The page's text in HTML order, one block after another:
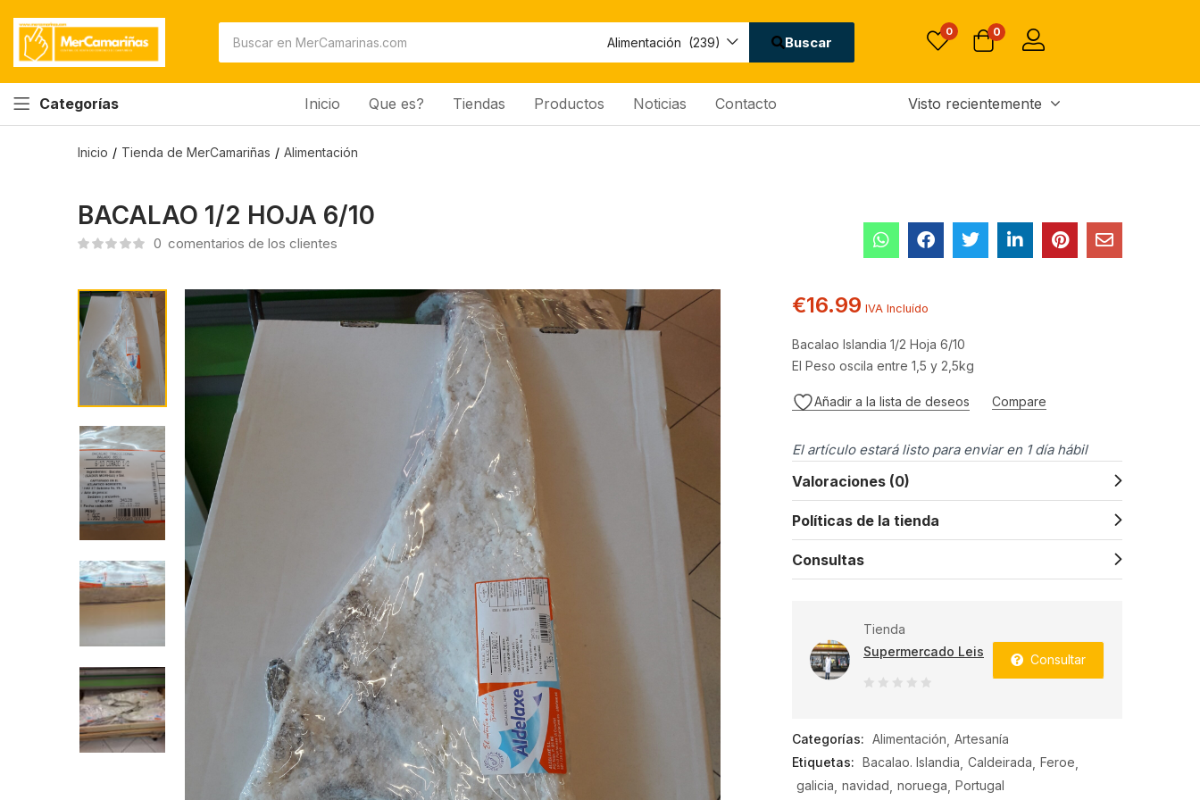
Alimentación (239) Buscar
0 0
Categorías Inicio Que es? Tiendas Productos Noticias Contacto Visto recientemente
Inicio Tienda de MerCamariñas Alimentación
BACALAO 1/2 HOJA 6/10
comentarios de los clientes
16.99
Sin existencias
BACALAO 1/2 HOJA 6/10
0 comentarios de los clientes
€16.99 IVA Incluído
Bacalao Islandia 1/2 Hoja 6/10
El Peso oscila entre 1,5 y 2,5kg
Añadir a la lista de deseos Compare
El artículo estará listo para enviar en 1 día hábil
Valoraciones (0)
Políticas de la tienda
Consultas
Tienda
Supermercado Leis
Consultar
Categorías: Alimentación Artesanía
Etiquetas: Bacalao. Islandia Caldeirada Feroe
galicia navidad noruega Portugal